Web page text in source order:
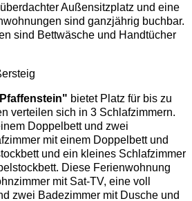
Außensitzplatz und eine
sind ganzjährig buchbar.
sind Bettwäsche und Handtücher
bietet Platz für bis zu
verteilen sich in 3 Schlafzimmern.
Doppelbett und zwei
mit einem Doppelbett und
und ein kleines Schlafzimmer
Diese Ferienwohnung
mit Sat-TV, eine voll
zwei Badezimmer mit Dusche und